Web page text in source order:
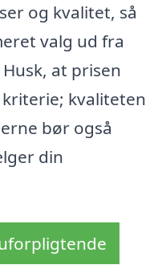
og kvalitet, så
valg ud fra
at prisen
kvaliteten
bør også
din